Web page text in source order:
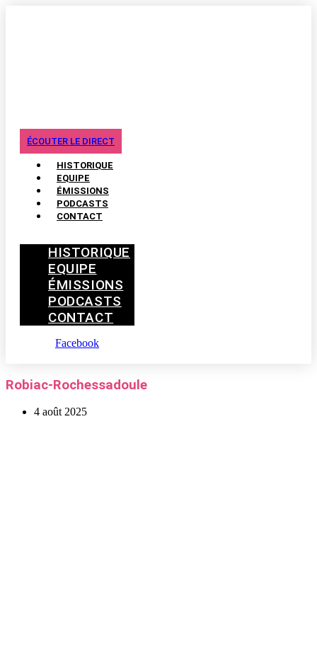
ÉCOUTER LE DIRECT
HISTORIQUE
EQUIPE
ÉMISSIONS
PODCASTS
CONTACT
HISTORIQUE
EQUIPE
ÉMISSIONS
PODCASTS
CONTACT
Facebook
Robiac-Rochessadoule
4 août 2025